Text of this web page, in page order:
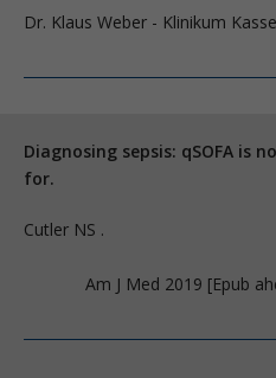
Dr. Klaus Weber - Klinikum
Diagnosing sepsis: qSOFA is
for.
Cutler NS .
Am J Med 2019 [Epub